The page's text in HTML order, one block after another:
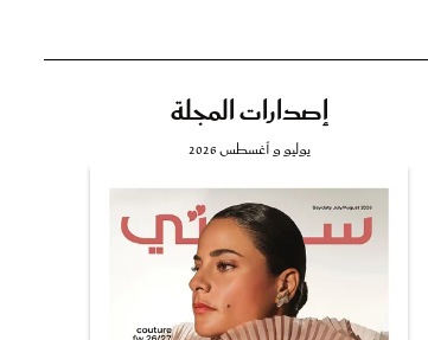
إصدارات المجلة
يوليو و أغسطس 2026